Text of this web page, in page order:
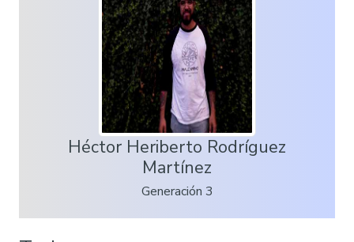
Héctor Heriberto Rodríguez
Martínez
Generación 3